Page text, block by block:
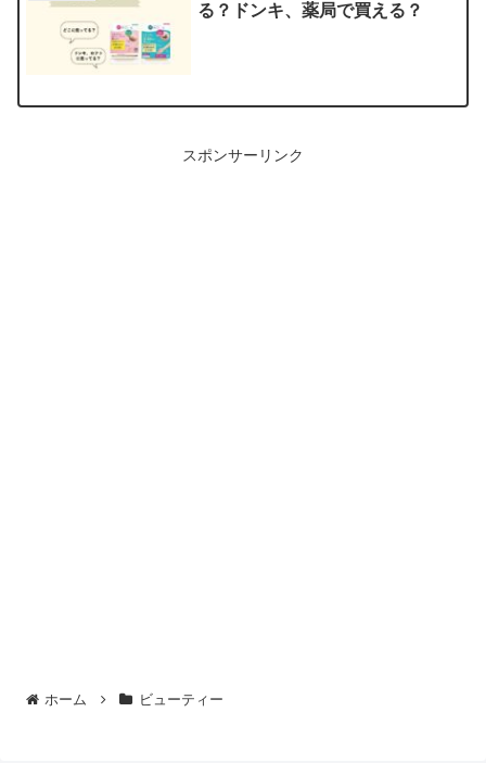
る？ドンキ、薬局で買える？
スポンサーリンク
ホーム ビューティー